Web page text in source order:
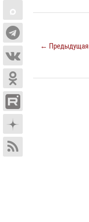
← Предыдущая